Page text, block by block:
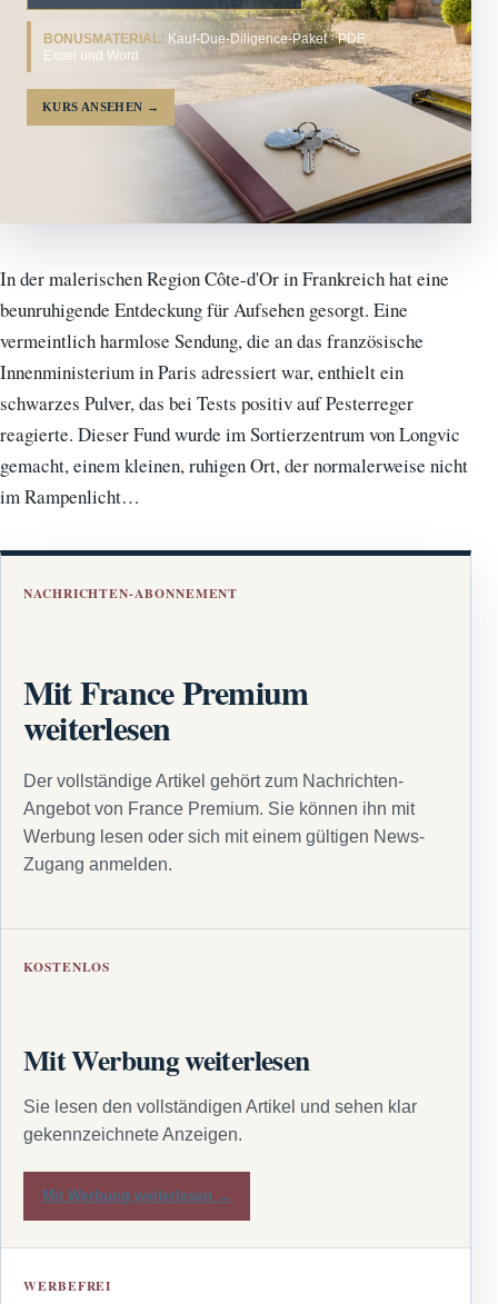
BONUSMATERIAL: Kauf-Due-Diligence-Paket · PDF,
Excel und Word
KURS ANSEHEN →
In der malerischen Region Côte-d'Or in Frankreich hat eine
beunruhigende Entdeckung für Aufsehen gesorgt. Eine
vermeintlich harmlose Sendung, die an das französische
Innenministerium in Paris adressiert war, enthielt ein
schwarzes Pulver, das bei Tests positiv auf Pesterreger
reagierte. Dieser Fund wurde im Sortierzentrum von Longvic
gemacht, einem kleinen, ruhigen Ort, der normalerweise nicht
im Rampenlicht…
NACHRICHTEN-ABONNEMENT
Mit France Premium
weiterlesen
Der vollständige Artikel gehört zum Nachrichten-
Angebot von France Premium. Sie können ihn mit
Werbung lesen oder sich mit einem gültigen News-
Zugang anmelden.
KOSTENLOS
Mit Werbung weiterlesen
Sie lesen den vollständigen Artikel und sehen klar
gekennzeichnete Anzeigen.
Mit Werbung weiterlesen →
WERBEFREI